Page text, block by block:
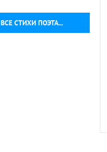
ВСЕ СТИХИ ПОЭТА...